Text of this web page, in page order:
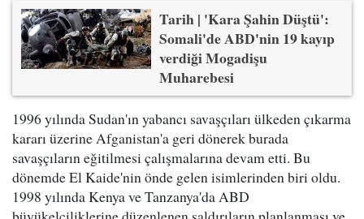
Tarih | 'Kara Şahin Düştü':
Somali'de ABD'nin 19 kayıp
verdiği Mogadişu
Muharebesi
1996 yılında Sudan'ın yabancı savaşçıları ülkeden çıkarma
kararı üzerine Afganistan'a geri dönerek burada
savaşçıların eğitilmesi çalışmalarına devam etti. Bu
dönemde El Kaide'nin önde gelen isimlerinden biri oldu.
1998 yılında Kenya ve Tanzanya'da ABD